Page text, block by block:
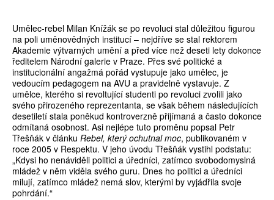
Umělec-rebel Milan Knížák se po revoluci stal důležitou figurou
na poli uměnovědných institucí – nejdříve se stal rektorem
Akademie výtvarných umění a před více než deseti lety dokonce
ředitelem Národní galerie v Praze. Přes své politické a
institucionální angažmá pořád vystupuje jako umělec, je
vedoucím pedagogem na AVU a pravidelně vystavuje. Z
umělce, kterého si revoltující studenti po revoluci zvolili jako
svého přirozeného reprezentanta, se však během následujících
desetiletí stala poněkud kontroverzně přijímaná a často dokonce
odmítaná osobnost. Asi nejlépe tuto proměnu popsal Petr
Třešňák v článku Rebel, který ochutnal moc, publikovaném v
roce 2005 v Respektu. V jeho úvodu Třešňák vystihl podstatu:
„Kdysi ho nenáviděli politici a úředníci, zatímco svobodomyslná
mládež v něm viděla svého guru. Dnes ho politici a úředníci
milují, zatímco mládež nemá slov, kterými by vyjádřila svoje
pohrdání.“